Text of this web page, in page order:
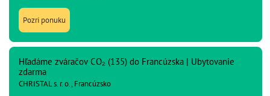
Pozri ponuku
Hľadáme zváračov CO₂ (135) do Francúzska | Ubytovanie
zdarma
CHRISTAL s. r. o., Francúzsko